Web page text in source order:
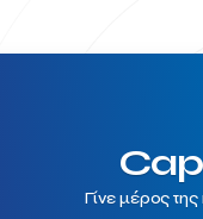
Γίνε μέρος